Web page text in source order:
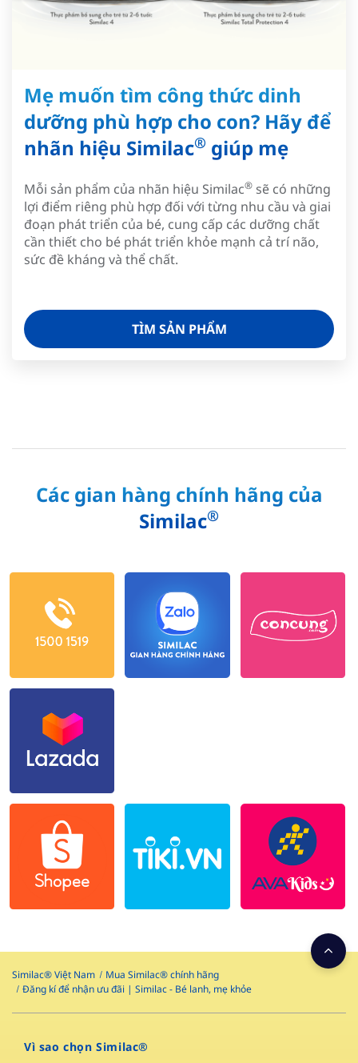
Mẹ muốn tìm công thức dinh
dưỡng phù hợp cho con? Hãy để
nhãn hiệu Similac® giúp mẹ
Mỗi sản phẩm của nhãn hiệu Similac® sẽ có những
lợi điểm riêng phù hợp đối với từng nhu cầu và giai
đoạn phát triển của bé, cung cấp các dưỡng chất
cần thiết cho bé phát triển khỏe mạnh cả trí não,
sức đề kháng và thể chất.
TÌM SẢN PHẨM
Các gian hàng chính hãng của
Similac®
Similac® Việt Nam
Mua Similac® chính hãng
Đăng kí để nhận ưu đãi | Similac - Bé lanh, mẹ khỏe
Vì sao chọn Similac®